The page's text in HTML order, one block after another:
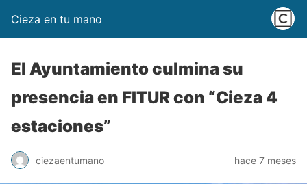
Cieza en tu mano
El Ayuntamiento culmina su
presencia en FITUR con “Cieza 4
estaciones”
ciezaentumano hace 7 meses